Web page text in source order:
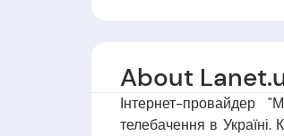
About
Інтернет-провайдер
телебачення в Україні.